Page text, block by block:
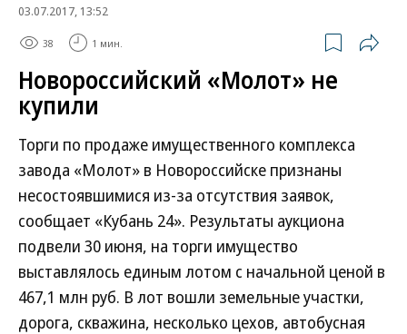
03.07.2017, 13:52
38 1 мин.
Новороссийский «Молот» не
купили
Торги по продаже имущественного комплекса
завода «Молот» в Новороссийске признаны
несостоявшимися из-за отсутствия заявок,
сообщает «Кубань 24». Результаты аукциона
подвели 30 июня, на торги имущество
выставлялось единым лотом с начальной ценой в
467,1 млн руб. В лот вошли земельные участки,
дорога, скважина, несколько цехов, автобусная